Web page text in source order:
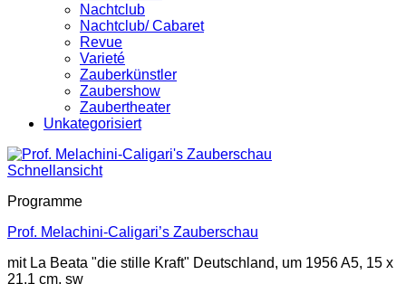
Nachtclub
Nachtclub/ Cabaret
Revue
Varieté
Zauberkünstler
Zaubershow
Zaubertheater
Unkategorisiert
Schnellansicht
Programme
Prof. Melachini-Caligari’s Zauberschau
mit La Beata "die stille Kraft" Deutschland, um 1956 A5, 15 x
21,1 cm, sw